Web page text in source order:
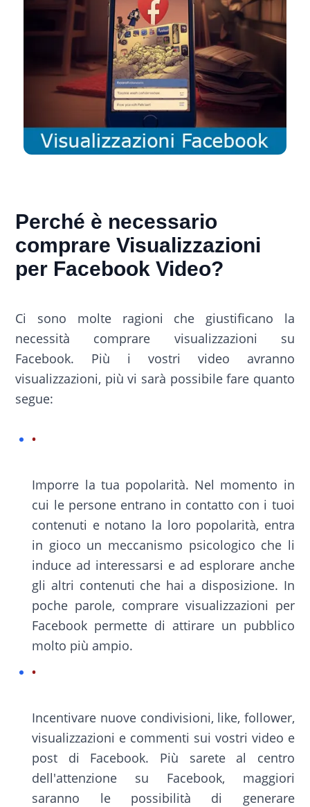
Perché è necessario
comprare Visualizzazioni
per Facebook Video?
Ci sono molte ragioni che giustificano la
necessità comprare visualizzazioni su
Facebook. Più i vostri video avranno
visualizzazioni, più vi sarà possibile fare quanto
segue:
Imporre la tua popolarità. Nel momento in
cui le persone entrano in contatto con i tuoi
contenuti e notano la loro popolarità, entra
in gioco un meccanismo psicologico che li
induce ad interessarsi e ad esplorare anche
gli altri contenuti che hai a disposizione. In
poche parole, comprare visualizzazioni per
Facebook permette di attirare un pubblico
molto più ampio.
Incentivare nuove condivisioni, like, follower,
visualizzazioni e commenti sui vostri video e
post di Facebook. Più sarete al centro
dell'attenzione su Facebook, maggiori
saranno le possibilità di generare